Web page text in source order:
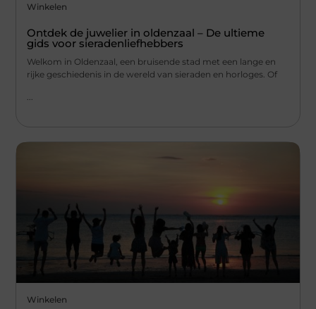
Winkelen
Ontdek de juwelier in oldenzaal – De ultieme
gids voor sieradenliefhebbers
Welkom in Oldenzaal, een bruisende stad met een lange en
rijke geschiedenis in de wereld van sieraden en horloges. Of
Winkelen